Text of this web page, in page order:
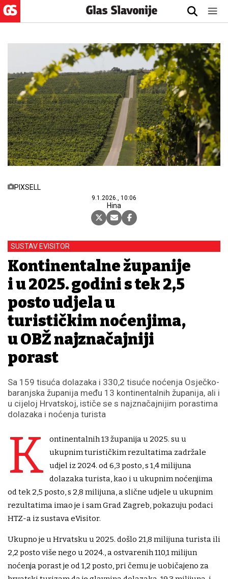
PIXSELL
9.1.2026., 10:06
Hina
SUSTAV EVISITOR
Kontinentalne županije
i u 2025. godini s tek 2,5
posto udjela u
turističkim noćenjima,
u OBŽ najznačajniji
porast
Sa 159 tisuća dolazaka i 330,2 tisuće noćenja Osječko-
baranjska županija među 13 kontinentalnih županija, ali i
u cijeloj Hrvatskoj, ističe se s najznačajnijim porastima
dolazaka i noćenja turista
K
ontinentalnih 13 županija u 2025. su u
ukupnim turističkim rezultatima zadržale
udjel iz 2024. od 6,3 posto, s 1,4 milijuna
dolazaka turista, kao i u ukupnim noćenjima
od tek 2,5 posto, s 2,8 milijuna, a slične udjele u ukupnim
rezultatima imao je i sam Grad Zagreb, pokazuju podaci
HTZ-a iz sustava eVisitor.
Ukupno je u Hrvatsku u 2025. došlo 21,8 milijuna turista ili
2,2 posto više nego u 2024., a ostvarenih 110,1 milijun
noćenja porast je od 1,2 posto, pri čemu je uobičajeno za